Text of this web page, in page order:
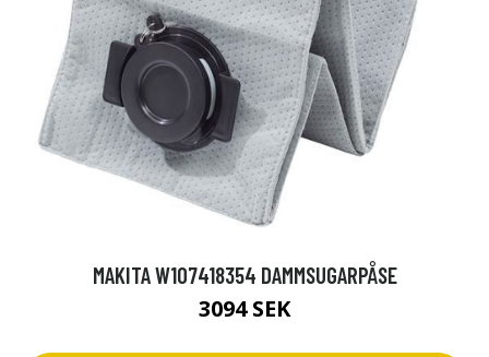
MAKITA W107418354 DAMMSUGARPÅSE
3094 SEK